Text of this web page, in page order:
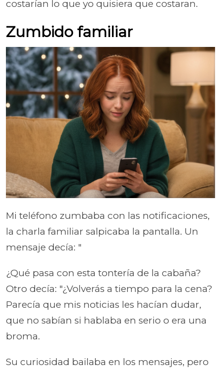
costarían lo que yo quisiera que costaran.
Zumbido familiar
Mi teléfono zumbaba con las notificaciones,
la charla familiar salpicaba la pantalla. Un
mensaje decía: "
¿Qué pasa con esta tontería de la cabaña?
Otro decía: "¿Volverás a tiempo para la cena?
Parecía que mis noticias les hacían dudar,
que no sabían si hablaba en serio o era una
broma.
Su curiosidad bailaba en los mensajes, pero